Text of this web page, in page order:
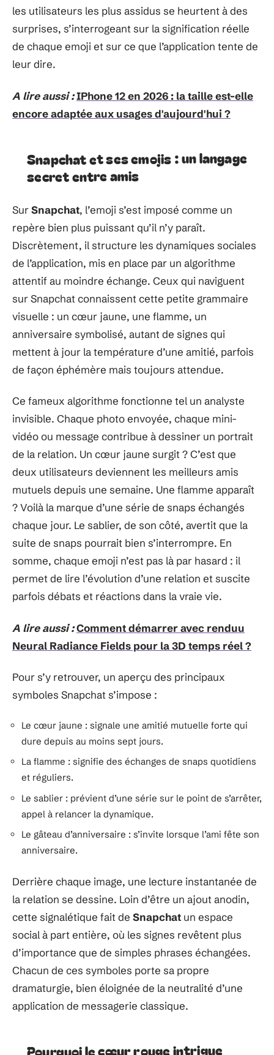
les utilisateurs les plus assidus se heurtent à des
surprises, s’interrogeant sur la signification réelle
de chaque emoji et sur ce que l’application tente de
leur dire.
A lire aussi :IPhone 12 en 2026 : la taille est-elle
encore adaptée aux usages d'aujourd'hui ?
Snapchat et ses emojis : un langage
secret entre amis
SurSnapchat, l’emoji s’est imposé comme un
repère bien plus puissant qu’il n’y paraît.
Discrètement, il structure les dynamiques sociales
de l’application, mis en place par un algorithme
attentif au moindre échange. Ceux qui naviguent
sur Snapchat connaissent cette petite grammaire
visuelle : un cœur jaune, une flamme, un
anniversaire symbolisé, autant de signes qui
mettent à jour la température d’une amitié, parfois
de façon éphémère mais toujours attendue.
Ce fameux algorithme fonctionne tel un analyste
invisible. Chaque photo envoyée, chaque mini-
vidéo ou message contribue à dessiner un portrait
de la relation. Un cœur jaune surgit ? C’est que
deux utilisateurs deviennent les meilleurs amis
mutuels depuis une semaine. Une flamme apparaît
? Voilà la marque d’une série de snaps échangés
chaque jour. Le sablier, de son côté, avertit que la
suite de snaps pourrait bien s’interrompre. En
somme, chaque emoji n’est pas là par hasard : il
permet de lire l’évolution d’une relation et suscite
parfois débats et réactions dans la vraie vie.
A lire aussi :Comment démarrer avec renduu
Neural Radiance Fields pour la 3D temps réel ?
Pour s’y retrouver, un aperçu des principaux
symboles Snapchat s’impose :
Le cœur jaune : signale une amitié mutuelle forte qui
dure depuis au moins sept jours.
La flamme : signifie des échanges de snaps quotidiens
et réguliers.
Le sablier : prévient d’une série sur le point de s’arrêter,
appel à relancer la dynamique.
Le gâteau d’anniversaire : s’invite lorsque l’ami fête son
anniversaire.
Derrière chaque image, une lecture instantanée de
la relation se dessine. Loin d’être un ajout anodin,
cette signalétique fait de Snapchat un espace
social à part entière, où les signes revêtent plus
d’importance que de simples phrases échangées.
Chacun de ces symboles porte sa propre
dramaturgie, bien éloignée de la neutralité d’une
application de messagerie classique.
Pourquoi le cœur rouge intrigue